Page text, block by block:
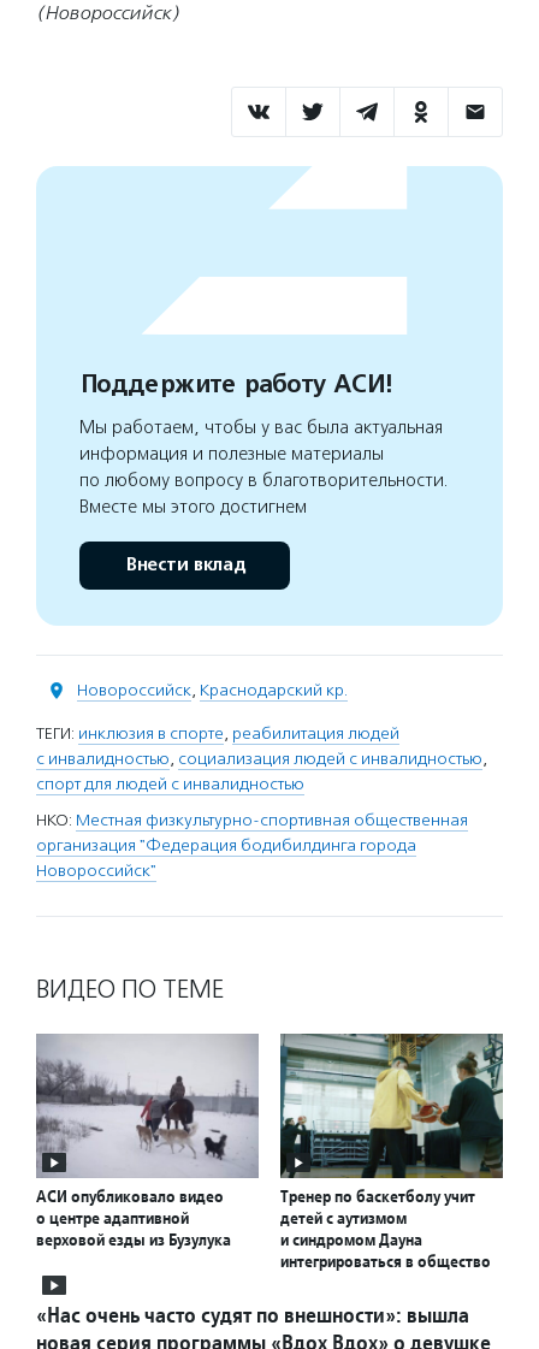
(Новороссийск)
Поддержите работу АСИ!
Мы работаем, чтобы у вас была актуальная
информация и полезные материалы
по любому вопросу в благотворительности.
Вместе мы этого достигнем
Внести вклад
Новороссийск, Краснодарский кр.
ТЕГИ: инклюзия в спорте, реабилитация людей
с инвалидностью, социализация людей с инвалидностью,
спорт для людей с инвалидностью
НКО: Местная физкультурно-спортивная общественная
организация "Федерация бодибилдинга города
Новороссийск"
ВИДЕО ПО ТЕМЕ
АСИ опубликовало видео
о центре адаптивной
верховой езды из Бузулука
Тренер по баскетболу учит
детей с аутизмом
и синдромом Дауна
интегрироваться в общество
«Нас очень часто судят по внешности»: вышла
новая серия программы «Вдох Вдох» о девушке